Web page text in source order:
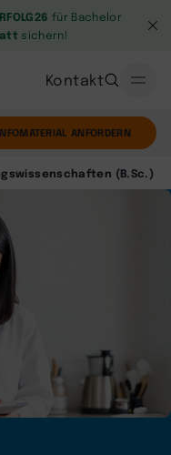
für Bachelor
sichern!
Kontakt
ANFORDERN
(B.Sc.)